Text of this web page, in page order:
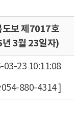
도보 제7017호
3월 23일자)
03-23 10:11:08
880-4314 ]